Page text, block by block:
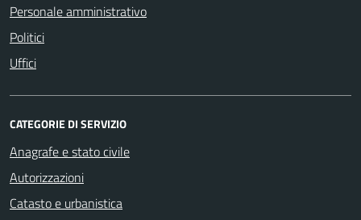
Personale amministrativo
Politici
Uffici
CATEGORIE DI SERVIZIO
Anagrafe e stato civile
Autorizzazioni
Catasto e urbanistica